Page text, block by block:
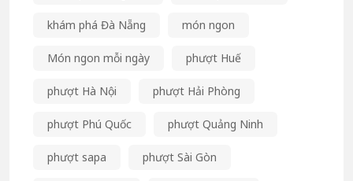
khám phá Đà Nẵng món ngon
Món ngon mỗi ngày phượt Huế
phượt Hà Nội phượt Hải Phòng
phượt Phú Quốc phượt Quảng Ninh
phượt sapa phượt Sài Gòn